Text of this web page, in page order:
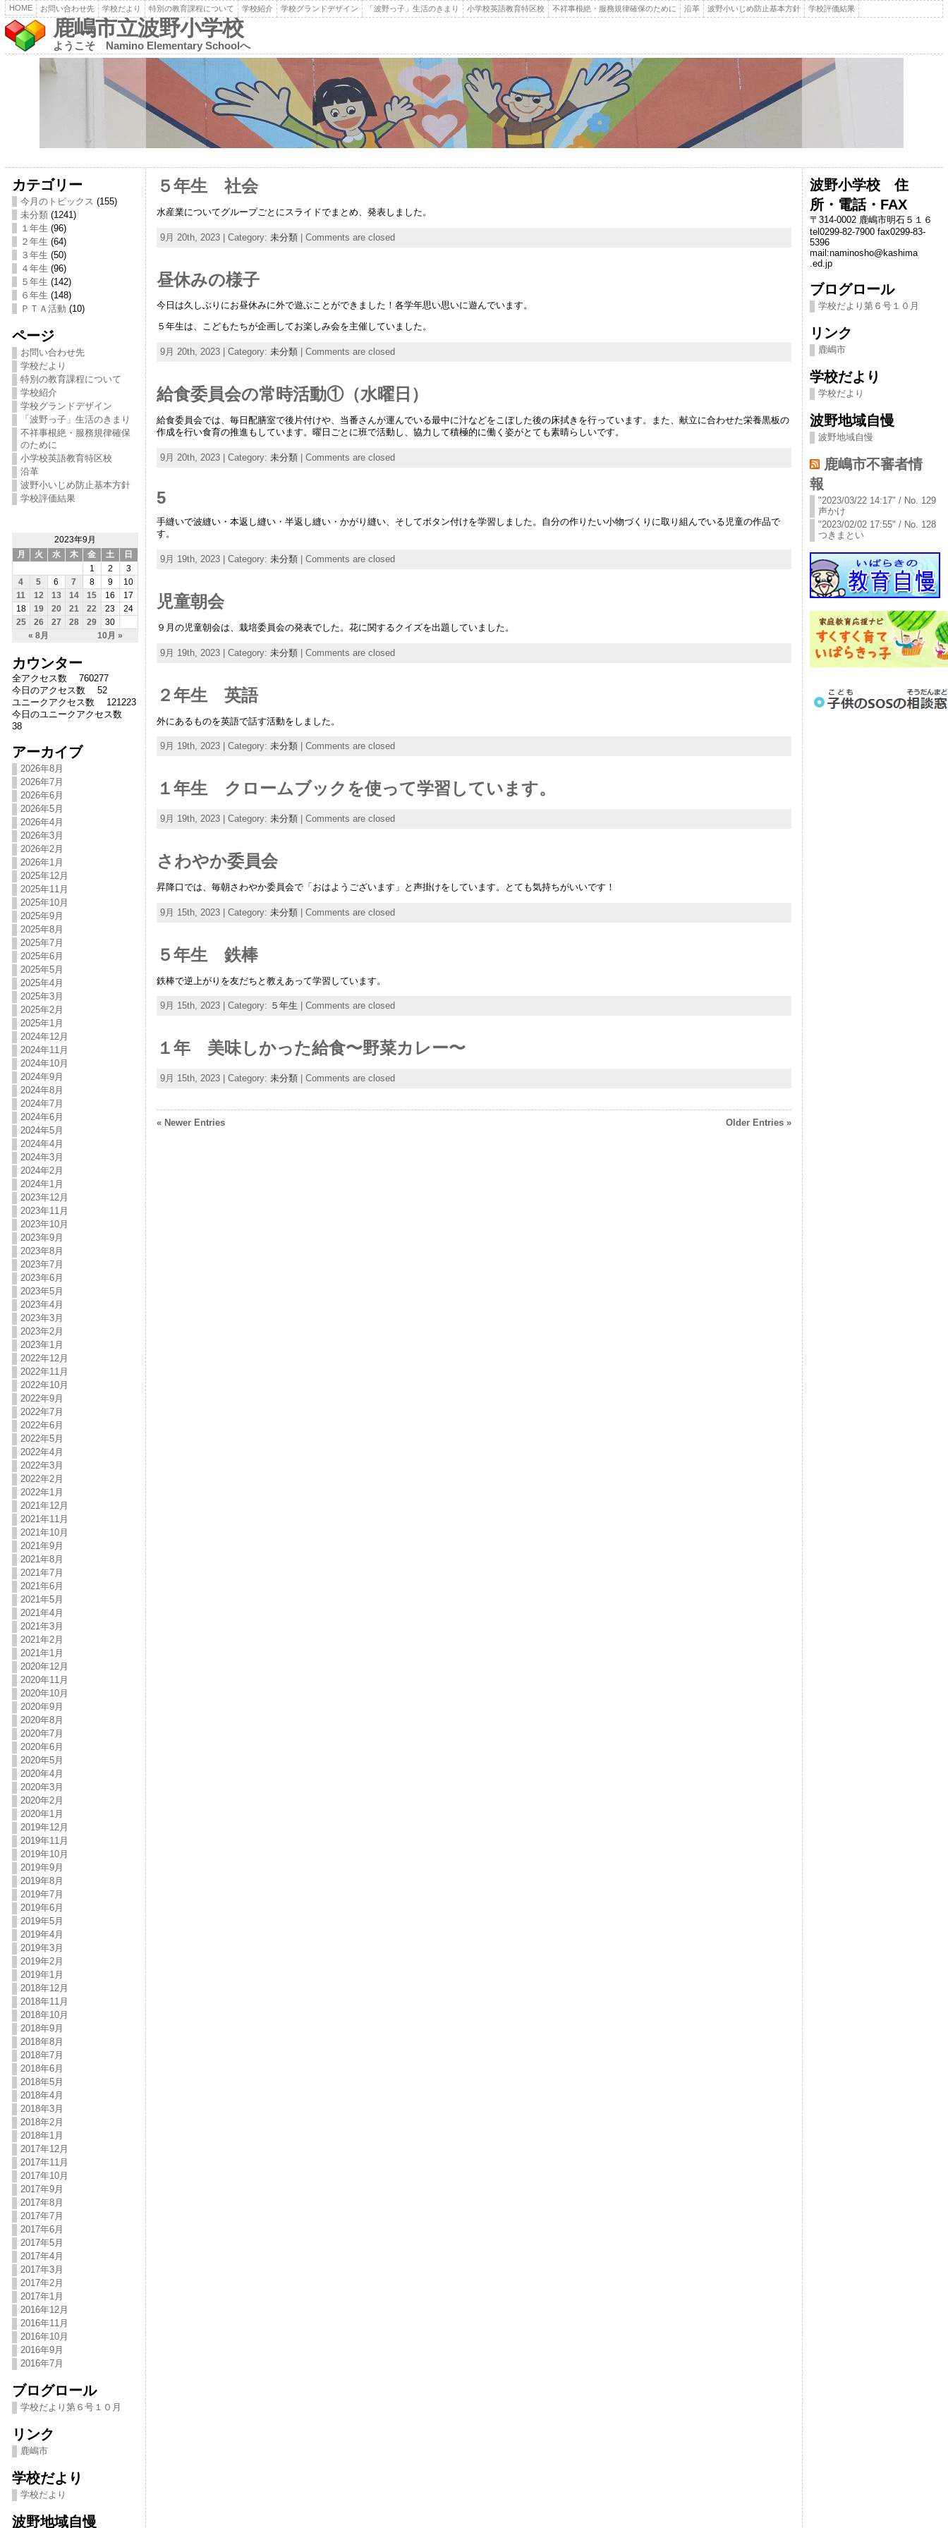
HOME お問い合わせ先 学校だより 特別の教育課程について 学校紹介 学校グランドデザイン 「波野っ子」生活のきまり 小学校英語教育特区校 不祥事根絶・服務規律確保のために 沿革 波野小いじめ防止基本方針 学校評価結果
鹿嶋市立波野小学校
ようこそ Namino Elementary Schoolへ
カテゴリー
今月のトピックス (155)
未分類(1241)
１年生 (96)
２年生 (64)
３年生 (50)
４年生 (96)
５年生 (142)
６年生 (148)
ＰＴＡ活動 (10)
ページ
お問い合わせ先
学校だより
特別の教育課程について
学校紹介
学校グランドデザイン
「波野っ子」生活のきまり
不祥事根絶・服務規律確保
のために
小学校英語教育特区校
沿革
波野小いじめ防止基本方針
学校評価結果
2023年9月
月
火 水 木 金 土 日
« 8月 10月 »
1 2
3
4
5 6 7 8 9
10
11
12 13 14 15 16
17
18
19 20 21 22 23
24
25
26 27 28 29 30
カウンター
全アクセス数 760277
今日のアクセス数 52
ユニークアクセス数 121223
今日のユニークアクセス数
38
アーカイブ
2026年8月
2026年7月
2026年6月
2026年5月
2026年4月
2026年3月
2026年2月
2026年1月
2025年12月
2025年11月
2025年10月
2025年9月
2025年8月
2025年7月
2025年6月
2025年5月
2025年4月
2025年3月
2025年2月
2025年1月
2024年12月
2024年11月
2024年10月
2024年9月
2024年8月
2024年7月
2024年6月
2024年5月
2024年4月
2024年3月
2024年2月
2024年1月
2023年12月
2023年11月
2023年10月
2023年9月
2023年8月
2023年7月
2023年6月
2023年5月
2023年4月
2023年3月
2023年2月
2023年1月
2022年12月
2022年11月
2022年10月
2022年9月
2022年7月
2022年6月
2022年5月
2022年4月
2022年3月
2022年2月
2022年1月
2021年12月
2021年11月
2021年10月
2021年9月
2021年8月
2021年7月
2021年6月
2021年5月
2021年4月
2021年3月
2021年2月
2021年1月
2020年12月
2020年11月
2020年10月
2020年9月
2020年8月
2020年7月
2020年6月
2020年5月
2020年4月
2020年3月
2020年2月
2020年1月
2019年12月
2019年11月
2019年10月
2019年9月
2019年8月
2019年7月
2019年6月
2019年5月
2019年4月
2019年3月
2019年2月
2019年1月
2018年12月
2018年11月
2018年10月
2018年9月
2018年8月
2018年7月
2018年6月
2018年5月
2018年4月
2018年3月
2018年2月
2018年1月
2017年12月
2017年11月
2017年10月
2017年9月
2017年8月
2017年7月
2017年6月
2017年5月
2017年4月
2017年3月
2017年2月
2017年1月
2016年12月
2016年11月
2016年10月
2016年9月
2016年7月
ブログロール
学校だより第６号１０月
リンク
鹿嶋市
学校だより
学校だより
波野地域自慢
５年生 社会
水産業についてグループごとにスライドでまとめ、発表しました。
9月 20th, 2023 | Category: 未分類| Comments are closed
昼休みの様子
今日は久しぶりにお昼休みに外で遊ぶことができました！各学年思い思いに遊んでいます。
５年生は、こどもたちが企画してお楽しみ会を主催していました。
9月 20th, 2023 | Category: 未分類| Comments are closed
給食委員会の常時活動①（水曜日）
給食委員会では、毎日配膳室で後片付けや、当番さんが運んでいる最中に汁などをこぼした後の床拭きを行っています。また、献立に合わせた栄養黒板の
作成を行い食育の推進もしています。曜日ごとに班で活動し、協力して積極的に働く姿がとても素晴らしいです。
9月 20th, 2023 | Category: 未分類| Comments are closed
5
手縫いで波縫い・本返し縫い・半返し縫い・かがり縫い、そしてボタン付けを学習しました。自分の作りたい小物づくりに取り組んでいる児童の作品で
す。
9月 19th, 2023 | Category: 未分類| Comments are closed
児童朝会
９月の児童朝会は、栽培委員会の発表でした。花に関するクイズを出題していました。
9月 19th, 2023 | Category: 未分類| Comments are closed
２年生 英語
外にあるものを英語で話す活動をしました。
9月 19th, 2023 | Category: 未分類| Comments are closed
１年生 クロームブックを使って学習しています。
9月 19th, 2023 | Category: 未分類| Comments are closed
さわやか委員会
昇降口では、毎朝さわやか委員会で「おはようございます」と声掛けをしています。とても気持ちがいいです！
9月 15th, 2023 | Category: 未分類| Comments are closed
５年生 鉄棒
鉄棒で逆上がりを友だちと教えあって学習しています。
9月 15th, 2023 | Category: ５年生 Comments are closed
１年 美味しかった給食〜野菜カレー〜
9月 15th, 2023 | Category: 未分類| Comments are closed
« Newer Entries Older Entries »
波野小学校 住
所・電話・FAX
〒314-0002 鹿嶋市明石５１６
tel0299-82-7900 fax0299-83-
5396
mail:naminosho@kashima
.ed.jp
ブログロール
学校だより第６号１０月
リンク
鹿嶋市
学校だより
学校だより
波野地域自慢
波野地域自慢
鹿嶋市不審者情
報
"2023/03/22 14:17" / No. 129
声かけ
"2023/02/02 17:55" / No. 128
つきまとい